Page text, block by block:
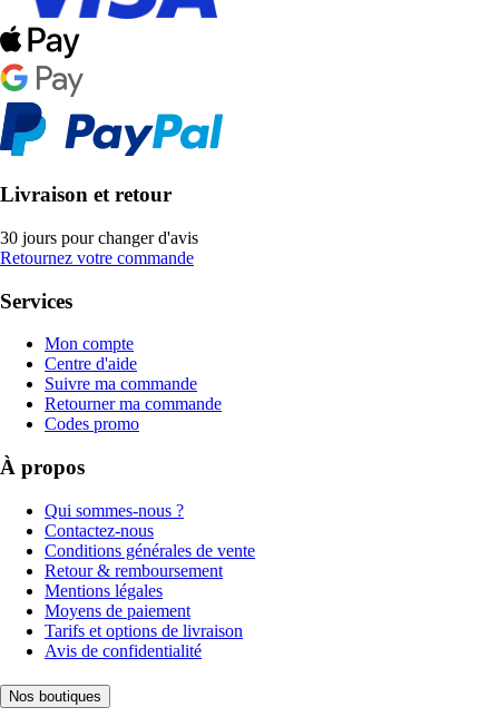
Livraison et retour
30 jours pour changer d'avis
Retournez votre commande
Services
Mon compte
Centre d'aide
Suivre ma commande
Retourner ma commande
Codes promo
À propos
Qui sommes-nous ?
Contactez-nous
Conditions générales de vente
Retour & remboursement
Mentions légales
Moyens de paiement
Tarifs et options de livraison
Avis de confidentialité
Nos boutiques